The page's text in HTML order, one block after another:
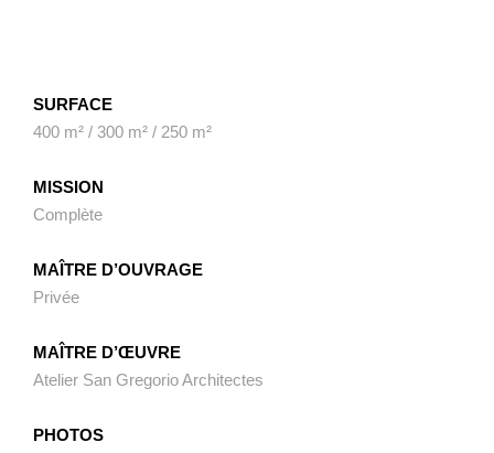
SURFACE
400 m² / 300 m² / 250 m²
MISSION
Complète
MAÎTRE D’OUVRAGE
Privée
MAÎTRE D’ŒUVRE
Atelier San Gregorio Architectes
PHOTOS